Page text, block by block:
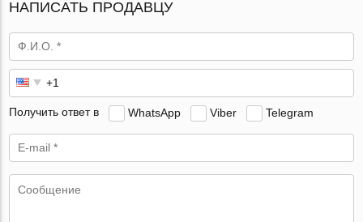
НАПИСАТЬ ПРОДАВЦУ
Получить ответ в WhatsApp Viber Telegram